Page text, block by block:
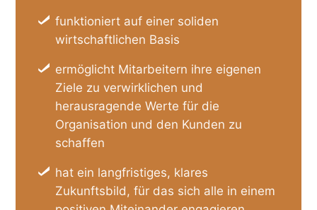
funktioniert auf einer soliden
wirtschaftlichen Basis
ermöglicht Mitarbeitern ihre eigenen
Ziele zu verwirklichen und
herausragende Werte für die
Organisation und den Kunden zu
schaffen
hat ein langfristiges, klares
Zukunftsbild, für das sich alle in einem